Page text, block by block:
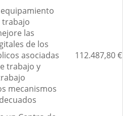
trabajo
las
de los
asociadas
trabajo y
mecanismos
112.487,80 €